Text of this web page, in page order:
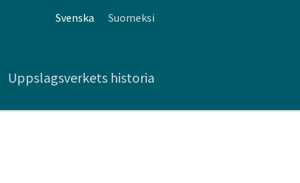
Svenska Suomeksi
Uppslagsverkets historia